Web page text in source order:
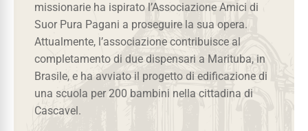
missionarie ha ispirato l’Associazione Amici di
Suor Pura Pagani a proseguire la sua opera.
Attualmente, l’associazione contribuisce al
completamento di due dispensari a Marituba, in
Brasile, e ha avviato il progetto di edificazione di
una scuola per 200 bambini nella cittadina di
Cascavel.